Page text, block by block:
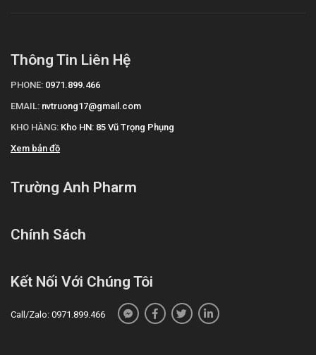
Thông Tin Liên Hệ
PHONE: 0971.899.466
EMAIL: nvtruong17@gmail.com
KHO HÀNG: Kho HN: 85 Vũ Trọng Phụng
Xem bản đồ
Trường Anh Pharm
Chính Sách
Kết Nối Với Chúng Tôi
Call/Zalo: 0971.899.466